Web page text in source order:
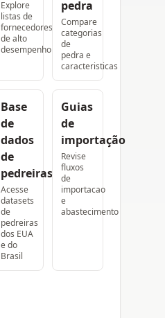
Explore
listas de
fornecedores
de alto
desempenho
pedra
Compare
categorias
de
pedra e
caracteristicas
Base
de
dados
de
pedreiras
Acesse
datasets
de
pedreiras
dos EUA
e do
Brasil
Guias
de
importação
Revise
fluxos
de
importacao
e
abastecimento